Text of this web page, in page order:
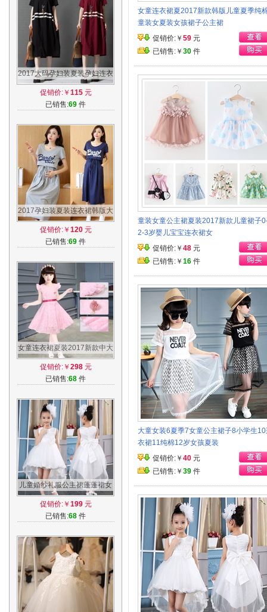
2017大码孕妇装夏装孕妇连衣
裙时尚韩版宽松夏季T恤纯棉
孕妇长裙
促销价:￥ 115元
已销售:69 件
2017孕妇装夏装连衣裙韩版大
码长款外出哺乳裙上衣纯棉夏
季长裙潮
促销价:￥ 120元
已销售:69 件
女童连衣裙夏装2017新款中大
童儿童短袖公主裙小女孩夏季
裙子韩版
促销价:￥ 298元
已销售:68 件
儿童婚纱礼服公主裙蓬蓬裙女
童连衣裙夏装六一宝宝周岁生
日拖尾裙
促销价:￥ 199元
已销售:68 件
女童连衣裙夏2017新款韩版儿童夏季纯
童装女夏装女孩裙子公主裙
促销价:￥ 59 元
已销售:￥ 30 件
童装女童公主裙夏装2017新款儿童裙子
2-3岁婴儿宝宝连衣裙女
促销价:￥ 48 元
已销售:￥ 16 件
大童女装6夏季7女童公主裙子8小学生
衣裙11纯棉12岁女孩夏装
促销价:￥ 40 元
已销售:￥ 39 件